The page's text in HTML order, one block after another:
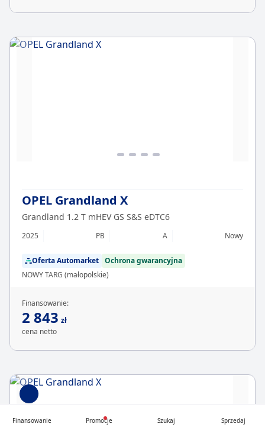
OPEL Grandland X
Grandland 1.2 T mHEV GS S&S eDTC6
2025 PB A Nowy
Oferta Automarket Ochrona gwarancyjna
NOWY TARG (małopolskie)
Finansowanie:
2 843 zł
cena netto
Finansowanie Promocje Szukaj Sprzedaj